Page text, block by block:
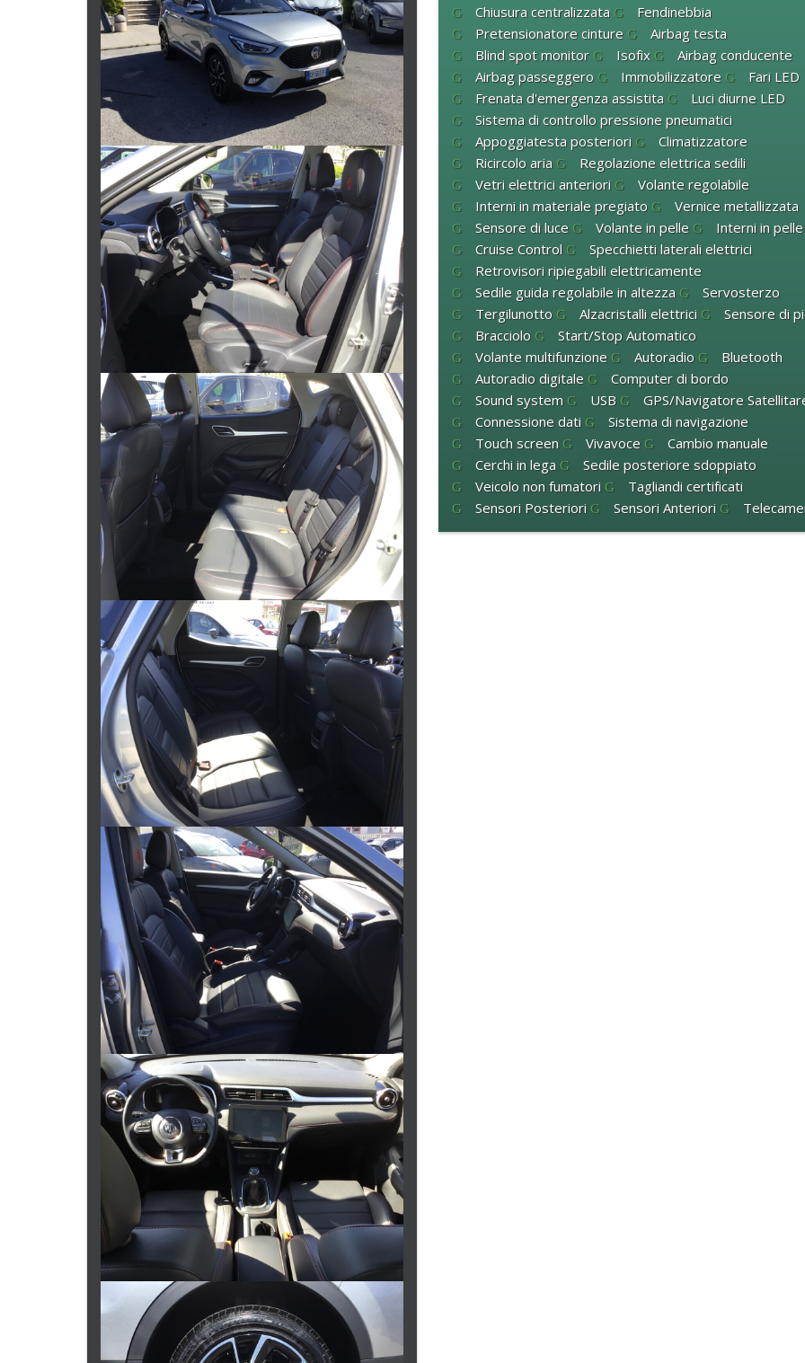
Chiusura centralizzata
Fendinebbia
Pretensionatore cinture
Airbag testa
Blind spot monitor
Isofix
Airbag conducente
Airbag passeggero
Immobilizzatore
Fari LED
Frenata d'emergenza assistita
Luci diurne LED
Sistema di controllo pressione pneumatici
Appoggiatesta posteriori
Climatizzatore
Ricircolo aria
Regolazione elettrica sedili
Vetri elettrici anteriori
Volante regolabile
Interni in materiale pregiato
Vernice metallizzata
Sensore di luce
Volante in pelle
Interni in pelle
Cruise Control
Specchietti laterali elettrici
Retrovisori ripiegabili elettricamente
Sedile guida regolabile in altezza
Servosterzo
Tergilunotto
Alzacristalli elettrici
Sensore di
Bracciolo
Start/Stop Automatico
Volante multifunzione
Autoradio
Bluetooth
Autoradio digitale
Computer di bordo
Sound system
USB
GPS/Navigatore
Connessione dati
Sistema di navigazione
Touch screen
Vivavoce
Cambio manuale
Cerchi in lega
Sedile posteriore sdoppiato
Veicolo non fumatori
Tagliandi certificati
Sensori Posteriori
Sensori Anteriori